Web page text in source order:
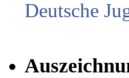
Deutsche